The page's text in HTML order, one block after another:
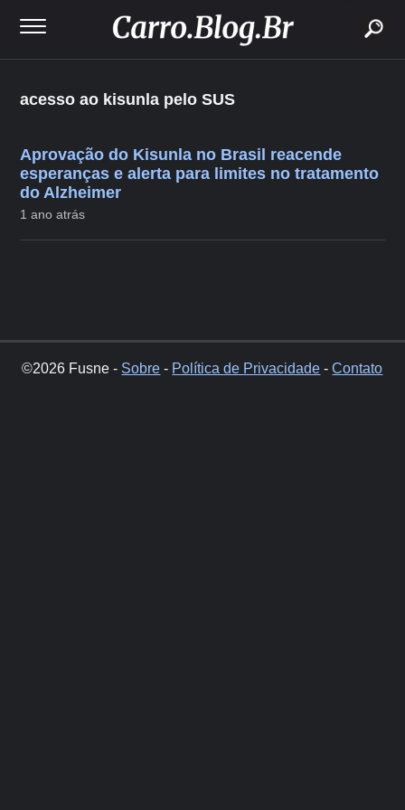
acesso ao kisunla pelo SUS
Aprovação do Kisunla no Brasil reacende
esperanças e alerta para limites no tratamento
do Alzheimer
1 ano atrás
©2026 Fusne - Sobre - Política de Privacidade -Contato